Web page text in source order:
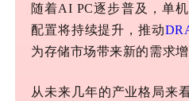
随着AI PC逐步普及，单
配置将持续提升，推动
为存储市场带来新的需求增
从未来几年的产业格局来看